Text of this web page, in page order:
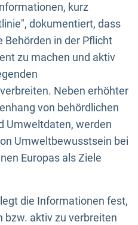
kurz
dokumentiert, dass
Behörden in der Pflicht
zu machen und aktiv
Neben erhöhter
von behördlichen
Umweltdaten, werden
Umweltbewusstsein bei
Europas als Ziele
die Informationen fest,
bzw. aktiv zu verbreiten